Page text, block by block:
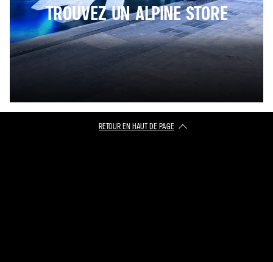
TROUVEZ UN ALPINE STORE
RETOUR EN HAUT DE PAGE​